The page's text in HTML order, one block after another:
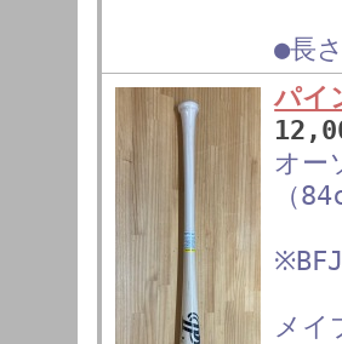
●長
パイ
オー
（
メイ